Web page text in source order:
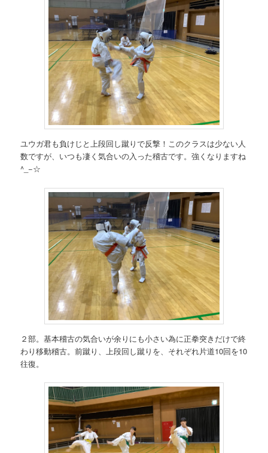
ユウガ君も負けじと上段回し蹴りで反撃！このクラスは少ない人
数ですが、いつも凄く気合いの入った稽古です。強くなりますね
^_−☆
２部。基本稽古の気合いが余りにも小さい為に正拳突きだけで終
わり移動稽古。前蹴り、上段回し蹴りを、それぞれ片道10回を10
往復。